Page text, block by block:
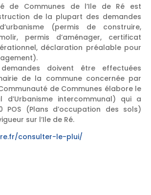
de Communes de l’Ile de Ré est
de la plupart des demandes
(permis de construire,
permis d’aménager, certificat
déclaration préalable pour
doivent être effectuées
de la commune concernée par
de Communes élabore le
d’Urbanisme intercommunal) qui a
POS (Plans d’occupation des sols)
sur l’Ile de Ré.
consulter-le-plui/